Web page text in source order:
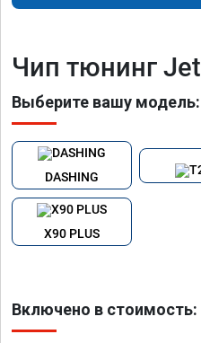
Чип тюнинг
Выберите вашу модель:
DASHING
X90 PLUS
Включено в стоимость: